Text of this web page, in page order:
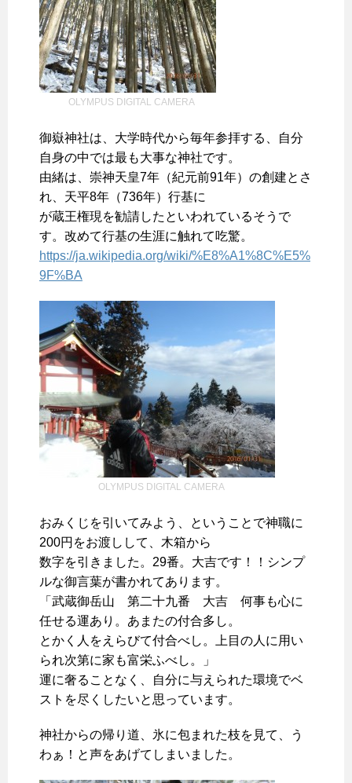
OLYMPUS DIGITAL CAMERA
御嶽神社は、大学時代から毎年参拝する、自分
自身の中では最も大事な神社です。
由緒は、崇神天皇7年（紀元前91年）の創建とさ
れ、天平8年（736年）行基に
が蔵王権現を勧請したといわれているそうで
す。改めて行基の生涯に触れて吃驚。
https://ja.wikipedia.org/wiki/%E8%A1%8C%E5%
9F%BA
OLYMPUS DIGITAL CAMERA
おみくじを引いてみよう、ということで神職に
200円をお渡しして、木箱から
数字を引きました。29番。大吉です！！シンプ
ルな御言葉が書かれてあります。
「武蔵御岳山 第二十九番 大吉 何事も心に
任せる運あり。あまたの付合多し。
とかく人をえらびて付合べし。上目の人に用い
られ次第に家も富栄ふべし。」
運に奢ることなく、自分に与えられた環境でベ
ストを尽くしたいと思っています。
神社からの帰り道、氷に包まれた枝を見て、う
わぁ！と声をあげてしまいました。